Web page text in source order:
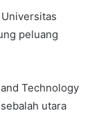
peluang
Technology
utara